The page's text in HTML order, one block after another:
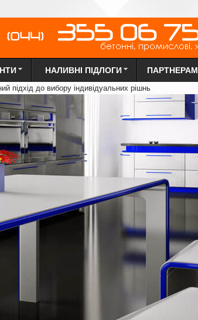
НАЛИВНІ ПІДЛОГИ ПАРТНЕРАМ
підхід до вибору індивідуальних рішнь